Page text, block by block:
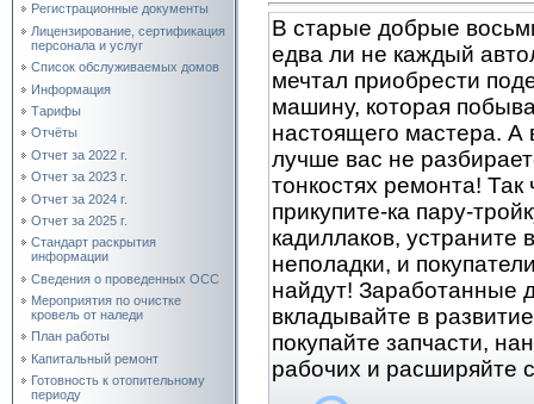
Регистрационные документы
Лицензирование, cертификация
персонала и услуг
Список обслуживаемых домов
Информация
Тарифы
Отчёты
Отчет за 2022 г.
Отчет за 2023 г.
Отчет за 2024 г.
Отчет за 2025 г.
Стандарт раскрытия
информации
Сведения о проведенных ОСС
Мероприятия по очистке
кровель от наледи
План работы
Капитальный ремонт
Готовность к отопительному
периоду
В старые добрые
едва ли не каждый
мечтал приобрести
машину, которая
настоящего мастера. А
лучше вас не
тонкостях ремонта! Так
прикупите-ка пару-
кадиллаков, устраните
неполадки, и
найдут! Заработанные
вкладывайте в
покупайте запчасти,
рабочих и расширяйте